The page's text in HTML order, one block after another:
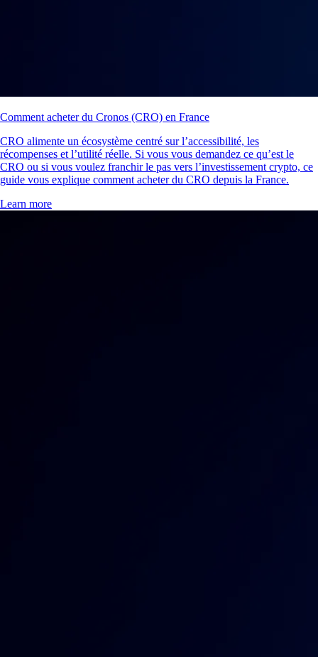
Comment acheter du Cronos (CRO) en France
CRO alimente un écosystème centré sur l’accessibilité, les
récompenses et l’utilité réelle. Si vous vous demandez ce qu’est le
CRO ou si vous voulez franchir le pas vers l’investissement crypto, ce
guide vous explique comment acheter du CRO depuis la France.
Learn more